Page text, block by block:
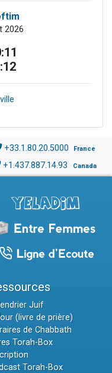
2026
+33.1.80.20.5000 France
+1.437.887.14.93 Canada
Juif
(livre de prière)
de Chabbath
Torah-Box
Torah-Box